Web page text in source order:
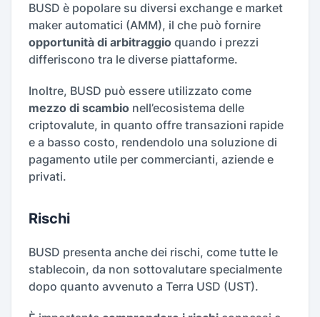
BUSD è popolare su diversi exchange e market
maker automatici (AMM), il che può fornire
opportunità di arbitraggio quando i prezzi
differiscono tra le diverse piattaforme.
Inoltre, BUSD può essere utilizzato come
mezzo di scambio nell’ecosistema delle
criptovalute, in quanto offre transazioni rapide
e a basso costo, rendendolo una soluzione di
pagamento utile per commercianti, aziende e
privati.
Rischi
BUSD presenta anche dei rischi, come tutte le
stablecoin, da non sottovalutare specialmente
dopo quanto avvenuto a Terra USD (UST).